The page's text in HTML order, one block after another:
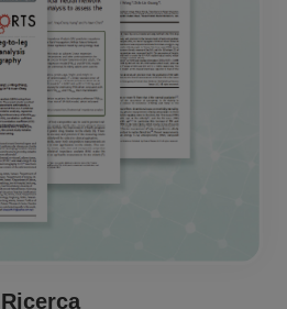
Ricerca